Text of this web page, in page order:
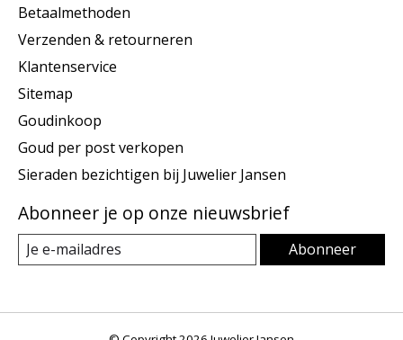
Betaalmethoden
Verzenden & retourneren
Klantenservice
Sitemap
Goudinkoop
Goud per post verkopen
Sieraden bezichtigen bij Juwelier Jansen
Abonneer je op onze nieuwsbrief
Abonneer